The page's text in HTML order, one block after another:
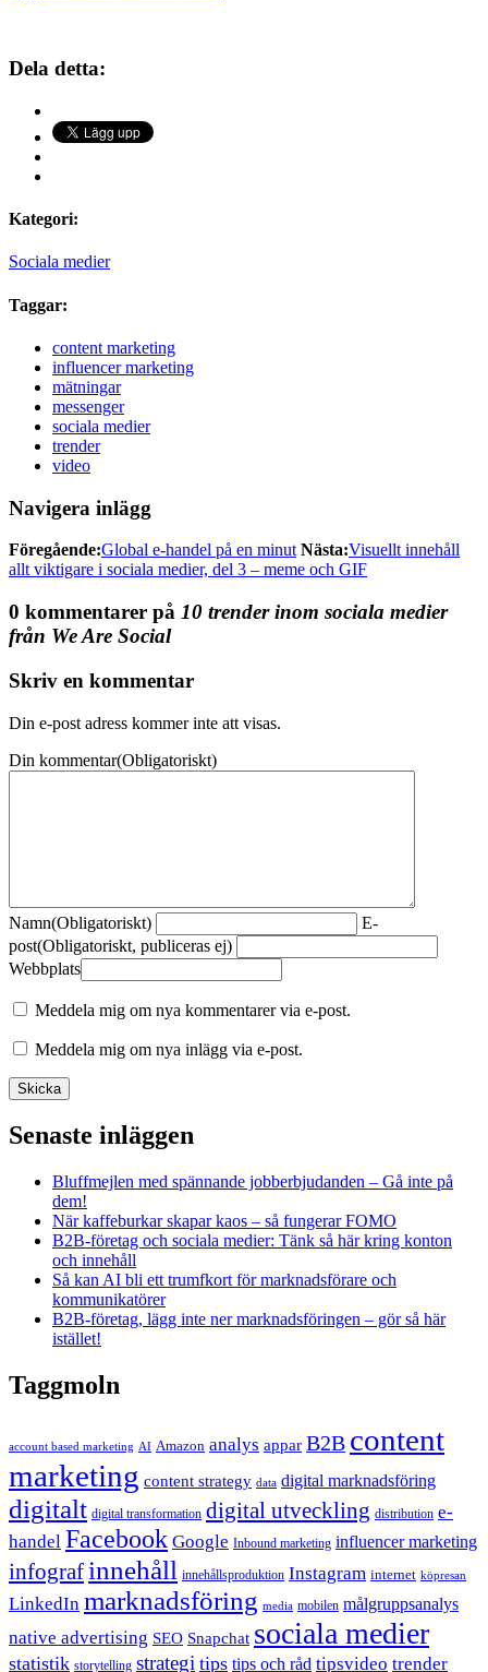
Dela detta:
Kategori:
Sociala medier
Taggar:
content marketing
influencer marketing
mätningar
messenger
sociala medier
trender
video
Navigera inlägg
Föregående:Global e-handel på en minut Nästa:Visuellt innehåll
allt viktigare i sociala medier, del 3 – meme och GIF
0 kommentarer på 10 trender inom sociala medier
från We Are Social
Skriv en kommentar
Din e-post adress kommer inte att visas.
Din kommentar(Obligatoriskt)
Namn(Obligatoriskt)
E-
post(Obligatoriskt, publiceras ej)
Webbplats
Meddela mig om nya kommentarer via e-post.
Meddela mig om nya inlägg via e-post.
Senaste inläggen
Bluffmejlen med spännande jobberbjudanden – Gå inte på
dem!
När kaffeburkar skapar kaos – så fungerar FOMO
B2B-företag och sociala medier: Tänk så här kring konton
och innehåll
Så kan AI bli ett trumfkort för marknadsförare och
kommunikatörer
B2B-företag, lägg inte ner marknadsföringen – gör så här
istället!
Taggmoln
account based marketing AI Amazon analys appar B2B content
marketing content strategy data digital marknadsföring
digitalt digital transformation digital utveckling distribution e-
handel Facebook Google Inbound marketing influencer marketing
infograf innehåll innehållsproduktion Instagram internet köpresan
LinkedIn marknadsföring media mobilen målgruppsanalys
native advertising SEO Snapchat sociala medier
statistik storytelling strategi tips tips och råd tipsvideo trender